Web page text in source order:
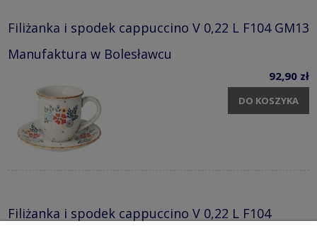
Filiżanka i spodek cappuccino V 0,22 L F104 GM13
Manufaktura w Bolesławcu
92,90 zł
DO KOSZYKA
Filiżanka i spodek cappuccino V 0,22 L F104